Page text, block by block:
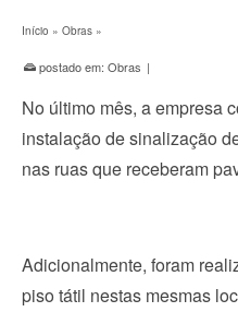
Início » Obras »
postado em: Obras |
No último mês, a empresa
instalação de sinalização
nas ruas que receberam
Adicionalmente, foram
piso tátil nestas mesmas